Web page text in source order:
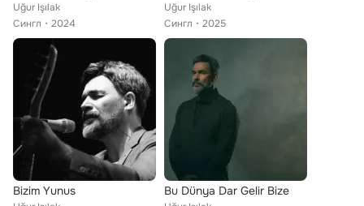
Uğur Işılak
Сингл
2024
Uğur Işılak
Сингл
2025
Bizim Yunus Bu Dünya Dar Gelir Bize